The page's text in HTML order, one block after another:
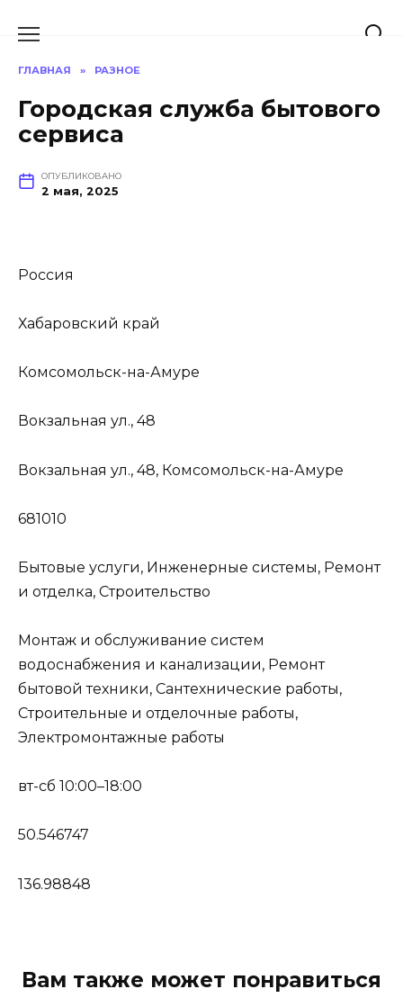
ГЛАВНАЯ » РАЗНОЕ
Городская служба бытового
сервиса
ОПУБЛИКОВАНО
2 мая, 2025
Россия
Хабаровский край
Комсомольск-на-Амуре
Вокзальная ул., 48
Вокзальная ул., 48, Комсомольск-на-Амуре
681010
Бытовые услуги, Инженерные системы, Ремонт
и отделка, Строительство
Монтаж и обслуживание систем
водоснабжения и канализации, Ремонт
бытовой техники, Сантехнические работы,
Строительные и отделочные работы,
Электромонтажные работы
вт-сб 10:00–18:00
50.546747
136.98848
Вам также может понравиться